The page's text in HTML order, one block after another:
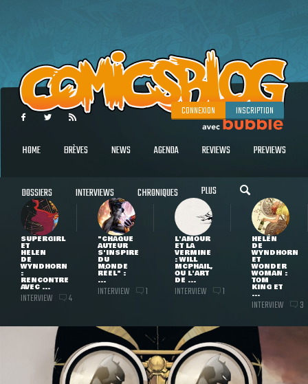
CONNEXION INSCRIPTION
HOME BRÈVES NEWS AGENDA REVIEWS PREVIEWS
DOSSIERS INTERVIEWS CHRONIQUES PLUS
SUPERGIRL
ET
HELEN
DE
WYNDHORN
:
RENCONTRE
AVEC ...
INTERVIEW 4
"CHAQUE
AUTEUR
S'INSPIRE
DU
MONDE
RÉEL" :
...
INTERVIEW 1
L'AMOUR
ET LA
VERMINE
: WILL
MCPHAIL,
OU L'ART
DE ...
INTERVIEW 1
HELEN
DE
WYNDHORN
ET
WONDER
WOMAN :
TOM
KING ET
...
INTERVIEW 3